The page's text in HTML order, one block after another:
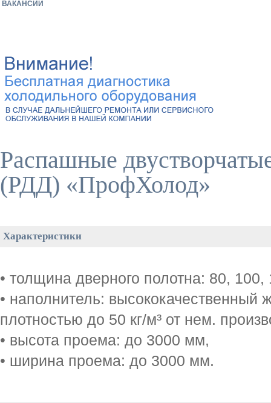
ВАКАНСИИ
Распашные
(РДД) «ПрофХолод»
Характеристики
• толщина дверного полотна: 80,
• наполнитель: высококачественный
плотностью до 50 кг/м³ от нем.
• высота проема: до 3000 мм,
• ширина проема: до 3000 мм.